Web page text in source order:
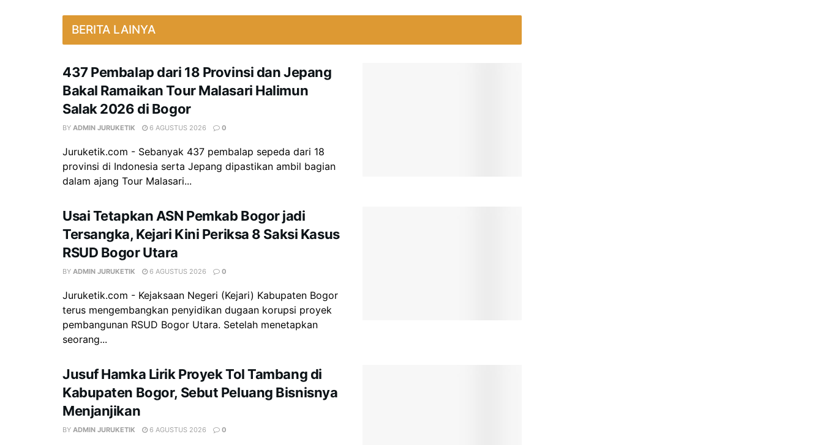
BERITA LAINYA
437 Pembalap dari 18 Provinsi dan Jepang
Bakal Ramaikan Tour Malasari Halimun
Salak 2026 di Bogor
BY ADMIN JURUKETIK 6 AGUSTUS 2026 0
Juruketik.com - Sebanyak 437 pembalap sepeda dari 18
provinsi di Indonesia serta Jepang dipastikan ambil bagian
dalam ajang Tour Malasari...
Usai Tetapkan ASN Pemkab Bogor jadi
Tersangka, Kejari Kini Periksa 8 Saksi Kasus
RSUD Bogor Utara
BY ADMIN JURUKETIK 6 AGUSTUS 2026 0
Juruketik.com - Kejaksaan Negeri (Kejari) Kabupaten Bogor
terus mengembangkan penyidikan dugaan korupsi proyek
pembangunan RSUD Bogor Utara. Setelah menetapkan
seorang...
Jusuf Hamka Lirik Proyek Tol Tambang di
Kabupaten Bogor, Sebut Peluang Bisnisnya
Menjanjikan
BY ADMIN JURUKETIK 6 AGUSTUS 2026 0